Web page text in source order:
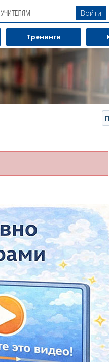
УЧИТЕЛЯМ Войти
Тренинги
Обучаю разговорному
Помогу Вам подготовиться к
или ЕГЭ.
За полгода вывожу ученика
начального уровня на уровень
уверенного общения,
выражения своих мыслей.
Специализируюсь на экспресс-
методах обучения.
-
Read